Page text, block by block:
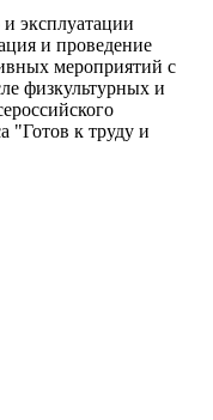
эксплуатации
и проведение
мероприятий с
физкультурных и
"Готов к труду и